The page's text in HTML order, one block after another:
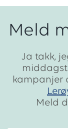
Meld
Ja takk,
kampanjer
Meld